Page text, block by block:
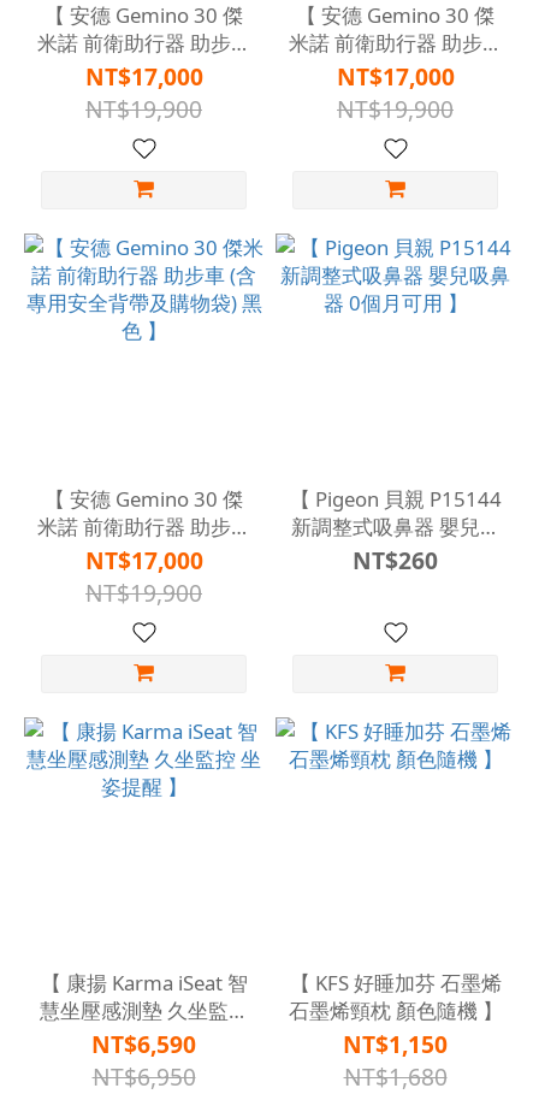
【 安德 Gemino 30 傑
米諾 前衛助行器 助步車
(含專用安全背帶及購物
袋) 桃紅色 】
NT$17,000
NT$19,900
【 安德 Gemino 30 傑
米諾 前衛助行器 助步車
(含專用安全背帶及購物
袋) 藍色 】
NT$17,000
NT$19,900
【 安德 Gemino 30 傑
米諾 前衛助行器 助步車
(含專用安全背帶及購物
袋) 黑色 】
NT$17,000
NT$19,900
【 Pigeon 貝親 P15144
新調整式吸鼻器 嬰兒吸
鼻器 0個月可用 】
NT$260
【 康揚 Karma iSeat 智
慧坐壓感測墊 久坐監控
坐姿提醒 】
NT$6,590
NT$6,950
【 KFS 好睡加芬 石墨烯
石墨烯頸枕 顏色隨機 】
NT$1,150
NT$1,680